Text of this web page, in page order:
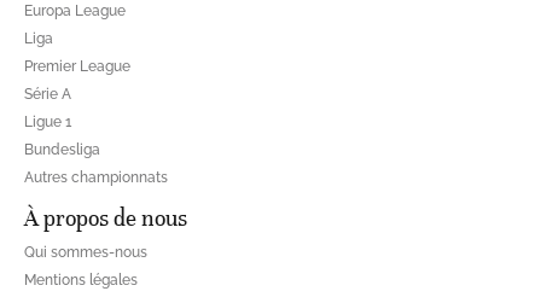
Europa League
Liga
Premier League
Série A
Ligue 1
Bundesliga
Autres championnats
À propos de nous
Qui sommes-nous
Mentions légales